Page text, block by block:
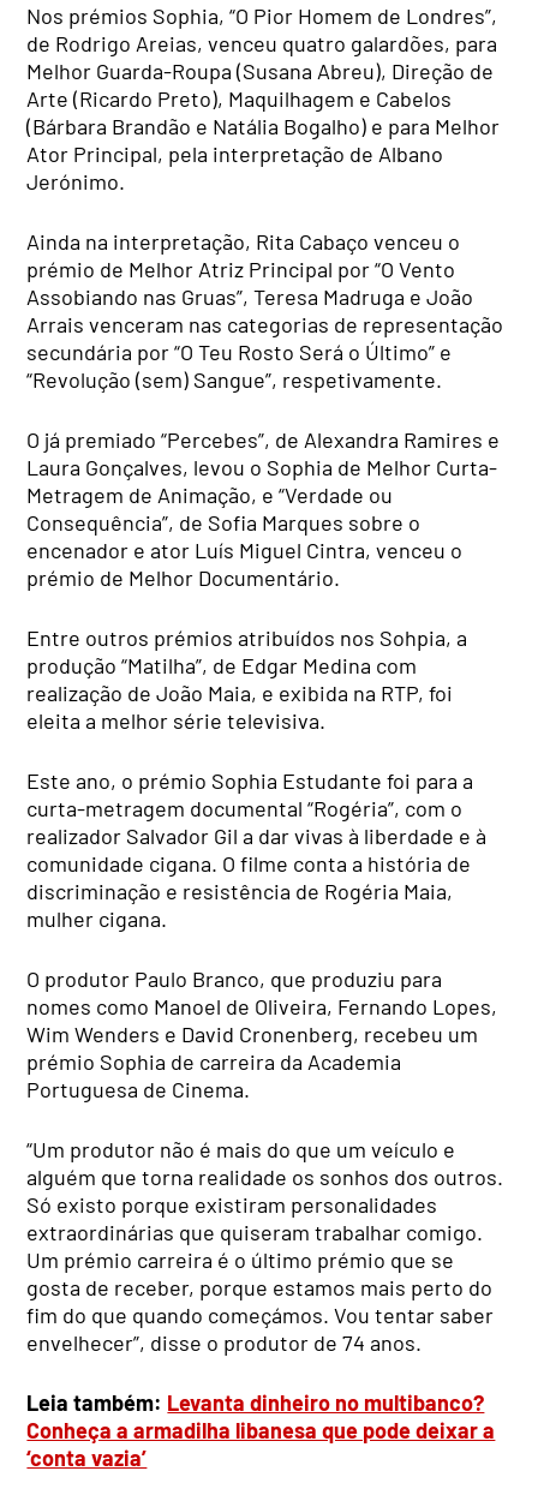
Nos prémios Sophia, “O Pior Homem de Londres”,
de Rodrigo Areias, venceu quatro galardões, para
Melhor Guarda-Roupa (Susana Abreu), Direção de
Arte (Ricardo Preto), Maquilhagem e Cabelos
(Bárbara Brandão e Natália Bogalho) e para Melhor
Ator Principal, pela interpretação de Albano
Jerónimo.
Ainda na interpretação, Rita Cabaço venceu o
prémio de Melhor Atriz Principal por “O Vento
Assobiando nas Gruas”, Teresa Madruga e João
Arrais venceram nas categorias de representação
secundária por “O Teu Rosto Será o Último” e
“Revolução (sem) Sangue”, respetivamente.
O já premiado “Percebes”, de Alexandra Ramires e
Laura Gonçalves, levou o Sophia de Melhor Curta-
Metragem de Animação, e “Verdade ou
Consequência”, de Sofia Marques sobre o
encenador e ator Luís Miguel Cintra, venceu o
prémio de Melhor Documentário.
Entre outros prémios atribuídos nos Sohpia, a
produção “Matilha”, de Edgar Medina com
realização de João Maia, e exibida na RTP, foi
eleita a melhor série televisiva.
Este ano, o prémio Sophia Estudante foi para a
curta-metragem documental “Rogéria”, com o
realizador Salvador Gil a dar vivas à liberdade e à
comunidade cigana. O filme conta a história de
discriminação e resistência de Rogéria Maia,
mulher cigana.
O produtor Paulo Branco, que produziu para
nomes como Manoel de Oliveira, Fernando Lopes,
Wim Wenders e David Cronenberg, recebeu um
prémio Sophia de carreira da Academia
Portuguesa de Cinema.
“Um produtor não é mais do que um veículo e
alguém que torna realidade os sonhos dos outros.
Só existo porque existiram personalidades
extraordinárias que quiseram trabalhar comigo.
Um prémio carreira é o último prémio que se
gosta de receber, porque estamos mais perto do
fim do que quando começámos. Vou tentar saber
envelhecer”, disse o produtor de 74 anos.
Leia também: Levanta dinheiro no multibanco?
Conheça a armadilha libanesa que pode deixar a
‘conta vazia’